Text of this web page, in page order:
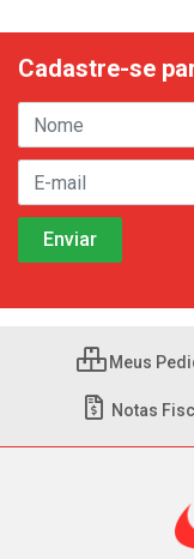
Cadastre-se
Meus
Notas